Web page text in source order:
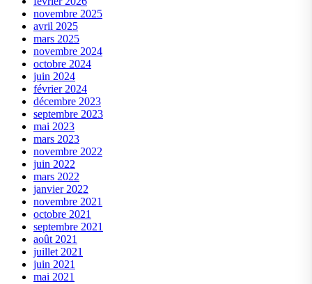
novembre 2025
avril 2025
mars 2025
novembre 2024
octobre 2024
juin 2024
février 2024
décembre 2023
septembre 2023
mai 2023
mars 2023
novembre 2022
juin 2022
mars 2022
janvier 2022
novembre 2021
octobre 2021
septembre 2021
août 2021
juillet 2021
juin 2021
mai 2021